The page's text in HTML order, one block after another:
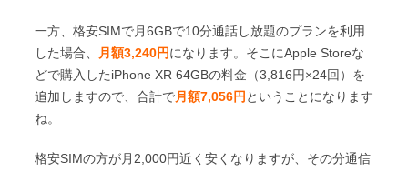
一方、格安SIMで月6GBで10分通話し放題のプランを利用
した場合、
月額3,240円になります。そこにApple Storeな
どで購入したiPhone XR 64GBの料金（3,816円×24回）を
追加しますので、合計で月額7,056円 ということになります
ね。
格安SIMの方が月2,000円近く安くなりますが、その分通信